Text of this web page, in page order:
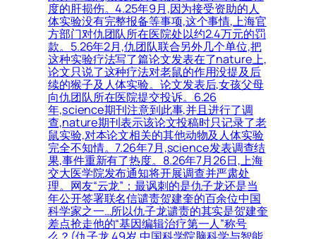
度的肝损伤。4.25年9月,因为接受资助的人
体实验没有完整报备等事项,这个事情,上海官
方部门对仇团队所在医院处以约2.4万元的罚
款。5.26年2月,仇团队联合另外几个单位,把
这种实验疗法写了篇论文发表在了nature上,
论文只说了这种疗法对老鼠的作用没提及后
续的猴子及人体实验。论文发表后,女孩父母
向仇团队所在医院提交投诉。6.26
年,science期刊注意到此事,并且进行了调
查,nature期刊表示该论文投稿时只记录了老
鼠实验,对本论文相关的其他动物及人体实验
完全不知情。7.26年7月,science发表调查结
果,事件重新有了热度。8.26年7月26日,上海
交大医学院发布通知将开展调查并严肃处
理。网友“云龙”：最讽刺的是仇子龙还是当
年公开签署联名信谴责贺建奎的百余位中国
科学家之一…所以仇子龙谴责的其实是贺建奎
差点抢走他的“基因编辑治疗第一人”称号